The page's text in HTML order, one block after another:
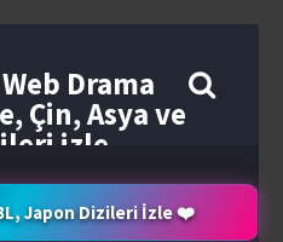
Drama
Çin, Asya ve
izle
Japon Dizileri İzle ❤️